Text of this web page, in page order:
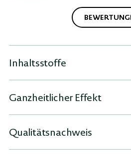
Inhaltsstoffe
Ganzheitlicher Effekt
Qualitätsnachweis